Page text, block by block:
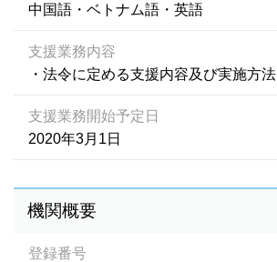
中国語・ベトナム語・英語
支援業務内容
・法令に定める支援内容及び実施方法
支援業務開始予定日
2020年3月1日
機関概要
登録番号